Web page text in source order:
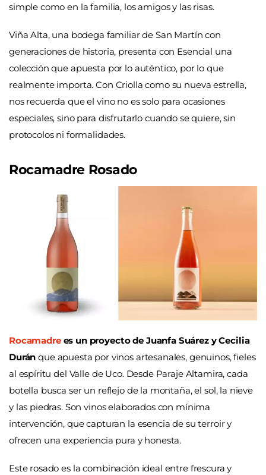
simple como en la familia, los amigos y las risas.
Viña Alta, una bodega familiar de San Martín con
generaciones de historia, presenta con Esencial una
colección que apuesta por lo auténtico, por lo que
realmente importa. Con Criolla como su nueva estrella,
nos recuerda que el vino no es solo para ocasiones
especiales, sino para disfrutarlo cuando se quiere, sin
protocolos ni formalidades.
Rocamadre Rosado
Rocamadrees un proyecto de Juanfa Suárez y Cecilia
Durán que apuesta por vinos artesanales, genuinos, fieles
al espíritu del Valle de Uco. Desde Paraje Altamira, cada
botella busca ser un reflejo de la montaña, el sol, la nieve
y las piedras. Son vinos elaborados con mínima
intervención, que capturan la esencia de su terroir y
ofrecen una experiencia pura y honesta.
Este rosado es la combinación ideal entre frescura y